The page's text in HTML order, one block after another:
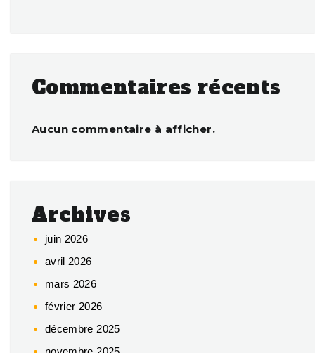
Commentaires récents
Aucun commentaire à afficher.
Archives
juin 2026
avril 2026
mars 2026
février 2026
décembre 2025